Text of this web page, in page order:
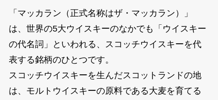
「マッカラン（正式名称はザ・マッカラン）」
は、世界の5大ウイスキーのなかでも「ウイスキー
の代名詞」といわれる、スコッチウイスキーを代
表する銘柄のひとつです。
スコッチウイスキーを生んだスコットランドの地
は、モルトウイスキーの原料である大麦を育てる